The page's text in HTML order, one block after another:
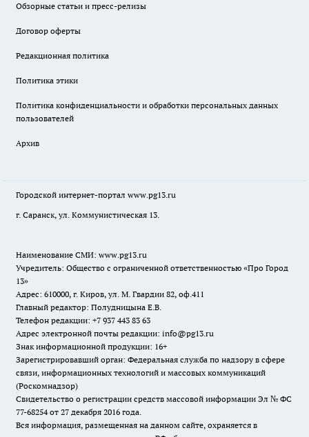
Обзорные статьи и пресс-релизы
Договор оферты
Редакционная политика
Политика этики
Политика конфиденциальности и обработки персональных данных
пользователей
Архив
Городской интернет-портал www.pg13.ru
г. Саранск, ул. Коммунистическая 13.
Наименование СМИ: www.pg13.ru
Учредитель: Общество с ограниченной ответственностью «Про Город
13»
Адрес: 610000, г. Киров, ул. М. Гвардии 82, оф.411
Главный редактор: Полудницына Е.В.
Телефон редакции: +7 937 443 83 63
Адрес электронной почты редакции: info@pg13.ru
Знак информационной продукции: 16+
Зарегистрировавший орган: Федеральная служба по надзору в сфере
связи, информационных технологий и массовых коммуникаций
(Роскомнадзор)
Свидетельство о регистрации средств массовой информации Эл № ФС
77-68254 от 27 декабря 2016 года.
Вся информация, размещенная на данном сайте, охраняется в